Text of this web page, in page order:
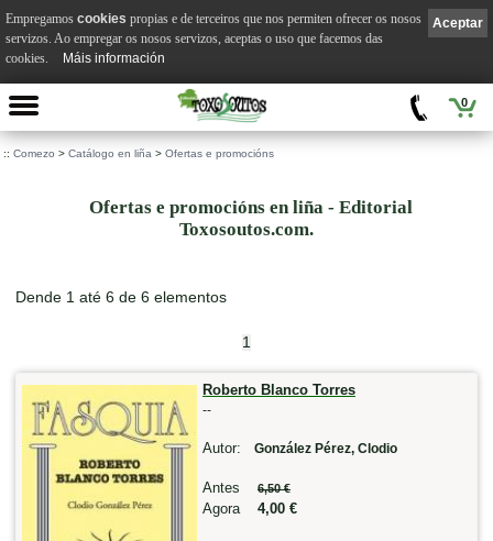
0
:: Comezo > Catálogo en liña > Ofertas e promocións
Ofertas e promocións en liña - Editorial
Toxosoutos.com.
Dende 1 até 6 de 6 elementos
1
Roberto Blanco Torres
--
Autor: González Pérez, Clodio
Antes 6,50 €
Agora 4,00 €
Aceptar
Empregamos cookies propias e de terceiros que nos permiten ofrecer os nosos
servizos. Ao empregar os nosos servizos, aceptas o uso que facemos das
cookies.
Máis información